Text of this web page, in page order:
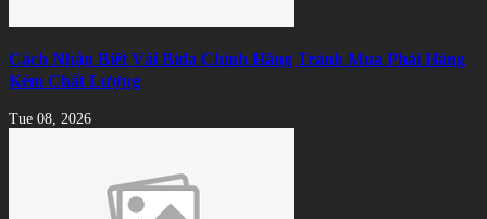
Cách Nhận Biết Vải Bida Chính Hãng Tránh Mua Phải Hàng
Kém Chất Lượng
Tue 08, 2026